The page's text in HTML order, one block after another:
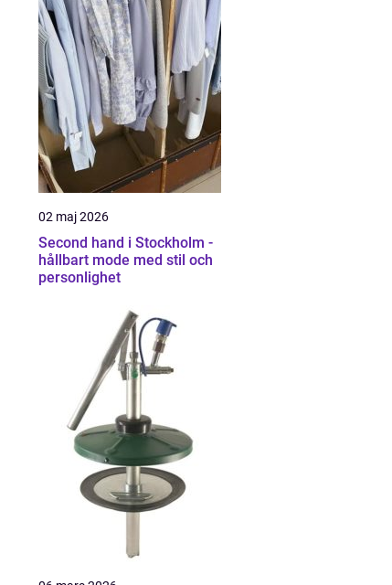
02 maj 2026
Second hand i Stockholm -
hållbart mode med stil och
personlighet